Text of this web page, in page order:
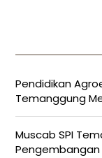
Pendidikan
Temanggung
Muscab SPI
Pengembangan